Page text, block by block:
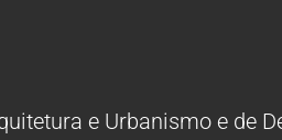
e Urbanismo e de